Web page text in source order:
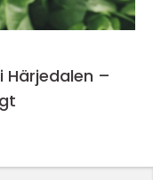
Härjedalen –